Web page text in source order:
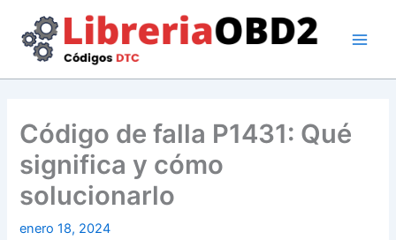
contenido
Código de falla P1431: Qué
significa y cómo
solucionarlo
enero 18, 2024